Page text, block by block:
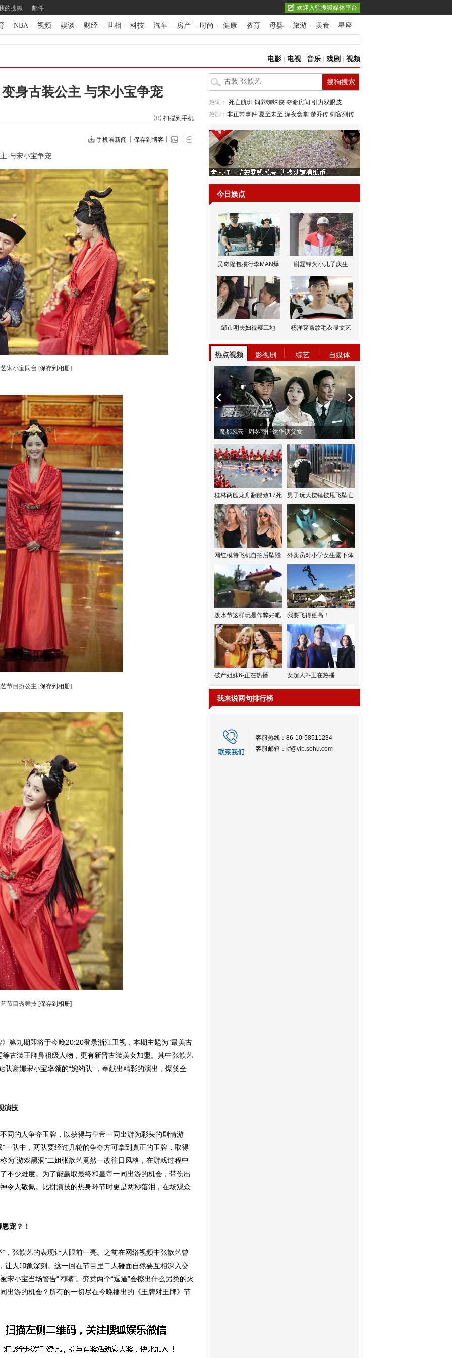
的搜狐 邮件 欢迎入驻搜狐媒体平台
- NBA - 视频 - 娱谈 - 财经 - 世相 - 科技 - 汽车 - 房产 - 时尚 - 健康 - 教育 - 母婴 - 旅游 - 美食 - 星座
电影 电视| 音乐 戏剧 视频
身古装公主 与宋小宝争宠
扫描到手机
手机看新闻 保存到博客
与宋小宝争宠
宋小宝同台 [保存到相册]
节目扮公主 [保存到相册]
节目秀舞技 [保存到相册]
九期即将于今晚20:20登录浙江卫视，本期主题为“最美古
等古装王牌鼻祖级人物，更有新晋古装美女加盟。其中张歆艺
队谢娜宋小宝率领的“婉约队”，奉献出精彩的演出，爆笑全
演技
的人争夺玉牌，以获得与皇帝一同出游为彩头的剧情游
一队中，两队要经过几轮的争夺方可拿到真正的玉牌，取得
为“游戏黑洞”二姐张歆艺竟然一改往日风格，在游戏过程中
不少难度。为了能赢取最终和皇帝一同出游的机会，带伤出
令人敬佩。比拼演技的热身环节时更是两秒落泪，在场观众
宠？！
张歆艺的表现让人眼前一亮。之前在网络视频中张歆艺曾
让人印象深刻。这一回在节目里二人碰面自然要互相深入交
小宝当场警告“闭嘴”。究竟两个“逗逼”会擦出什么另类的火
出游的机会？所有的一切尽在今晚播出的《王牌对王牌》节
热词： 死亡航班 饲养蜘蛛侠 夺命房间 引力双眼皮
热剧： 非正常事件 夏至未至 深夜食堂 楚乔传 刺客列传
今日娱点
吴奇隆包揽行李MAN爆 谢霆锋为小儿子庆生
邹市明夫妇视察工地 杨洋穿条纹毛衣显文艺
热点视频 影视剧 综艺 自媒体
验爱情哲学 南方有乔木 | “科创CP”渐入佳境 魔都风云 | 周冬雨任达华演父女
桂林两艘龙舟翻船致17死 男子玩大摆锤被甩飞坠亡
网红模特飞机自拍后坠毁 外卖员对小学女生露下体
泼水节这样玩是作弊好吧 我要飞得更高！
破产姐妹6-正在热播 女超人2-正在热播
我来说两句排行榜
客服热线：86-10-58511234
客服邮箱： kf@vip.sohu.com